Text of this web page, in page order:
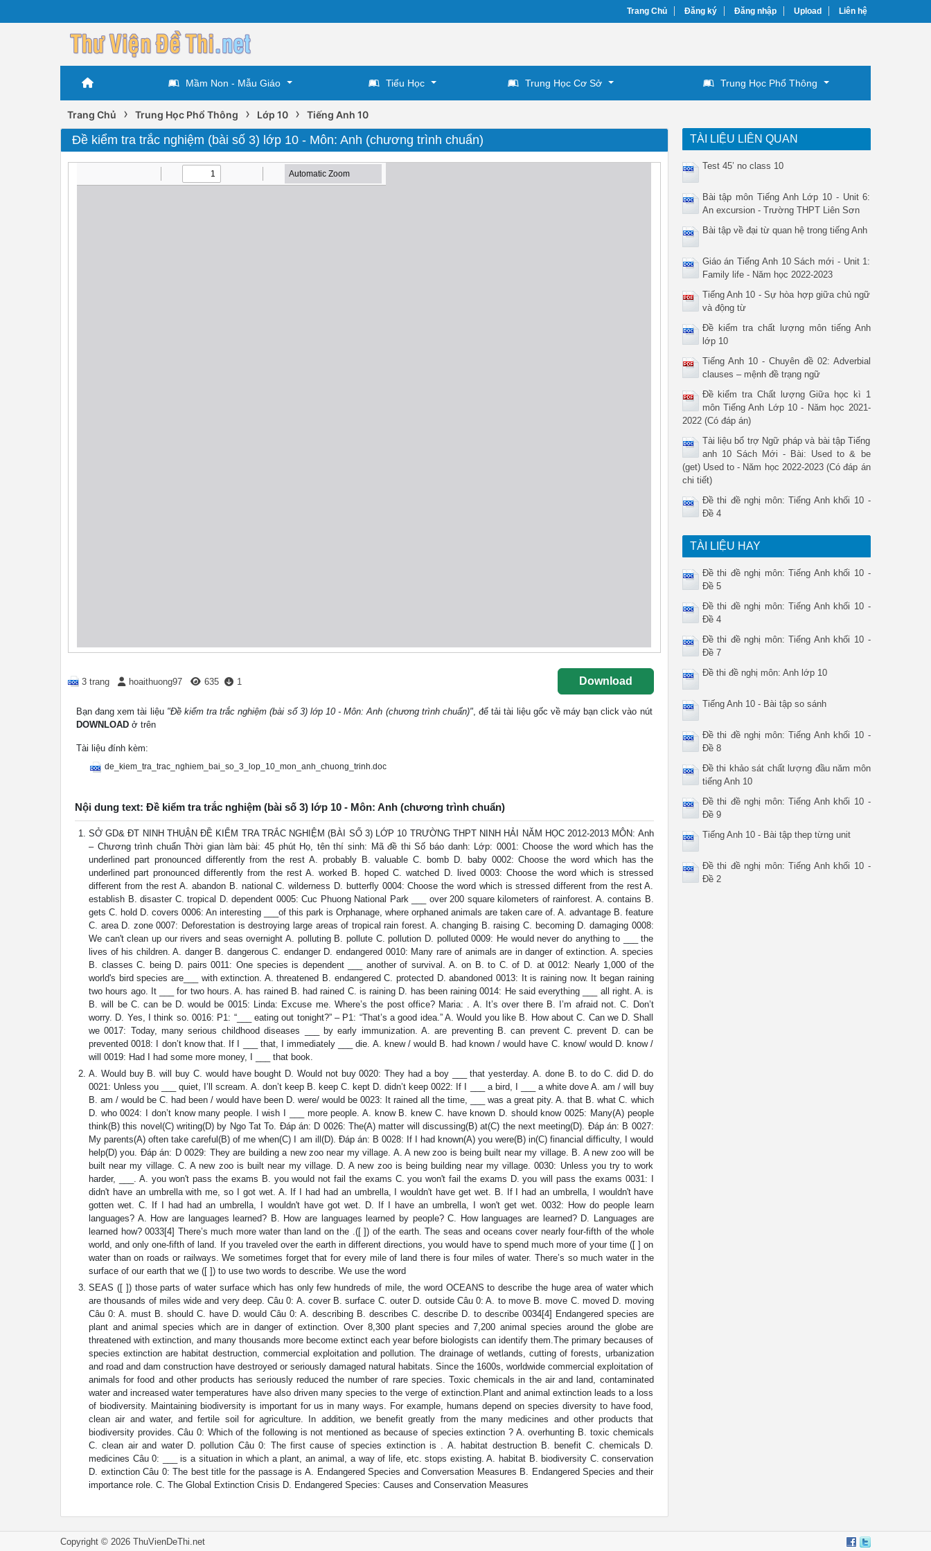
Trang Chủ Đăng ký Đăng nhập Upload Liên hệ
Mầm Non - Mẫu Giáo Tiểu Học Trung Học Cơ Sở Trung Học Phổ Thông
Trang Chủ › Trung Học Phổ Thông › Lớp 10 › Tiếng Anh 10
Đề kiểm tra trắc nghiệm (bài số 3) lớp 10 - Môn: Anh (chương trình chuẩn)
3 trang hoaithuong97 635 1 Download
Bạn đang xem tài liệu "Đề kiểm tra trắc nghiệm (bài số 3) lớp 10 - Môn: Anh (chương trình chuẩn)", để tải tài liệu gốc về máy bạn click vào nút
DOWNLOAD ở trên
Tài liệu đính kèm:
de_kiem_tra_trac_nghiem_bai_so_3_lop_10_mon_anh_chuong_trinh.doc
Nội dung text: Đề kiểm tra trắc nghiệm (bài số 3) lớp 10 - Môn: Anh (chương trình chuẩn)
SỞ GD& ĐT NINH THUẬN ĐỀ KIỂM TRA TRẮC NGHIỆM (BÀI SỐ 3) LỚP 10 TRƯỜNG THPT NINH HẢI NĂM HỌC 2012-2013 MÔN: Anh
– Chương trình chuẩn Thời gian làm bài: 45 phút Họ, tên thí sinh: Mã đề thi Số báo danh: Lớp: 0001: Choose the word which has the
underlined part pronounced differently from the rest A. probably B. valuable C. bomb D. baby 0002: Choose the word which has the
underlined part pronounced differently from the rest A. worked B. hoped C. watched D. lived 0003: Choose the word which is stressed
different from the rest A. abandon B. national C. wilderness D. butterfly 0004: Choose the word which is stressed different from the rest A.
establish B. disaster C. tropical D. dependent 0005: Cuc Phuong National Park ___ over 200 square kilometers of rainforest. A. contains B.
gets C. hold D. covers 0006: An interesting ___of this park is Orphanage, where orphaned animals are taken care of. A. advantage B. feature
C. area D. zone 0007: Deforestation is destroying large areas of tropical rain forest. A. changing B. raising C. becoming D. damaging 0008:
We can't clean up our rivers and seas overnight A. polluting B. pollute C. pollution D. polluted 0009: He would never do anything to ___ the
lives of his children. A. danger B. dangerous C. endanger D. endangered 0010: Many rare of animals are in danger of extinction. A. species
B. classes C. being D. pairs 0011: One species is dependent ___ another of survival. A. on B. to C. of D. at 0012: Nearly 1,000 of the
world's bird species are___ with extinction. A. threatened B. endangered C. protected D. abandoned 0013: It is raining now. It began raining
two hours ago. It ___ for two hours. A. has rained B. had rained C. is raining D. has been raining 0014: He said everything ___ all right. A. is
B. will be C. can be D. would be 0015: Linda: Excuse me. Where’s the post office? Maria: . A. It’s over there B. I’m afraid not. C. Don’t
worry. D. Yes, I think so. 0016: P1: “___ eating out tonight?” – P1: “That’s a good idea.” A. Would you like B. How about C. Can we D. Shall
we 0017: Today, many serious childhood diseases ___ by early immunization. A. are preventing B. can prevent C. prevent D. can be
prevented 0018: I don’t know that. If I ___ that, I immediately ___ die. A. knew / would B. had known / would have C. know/ would D. know /
will 0019: Had I had some more money, I ___ that book.
A. Would buy B. will buy C. would have bought D. Would not buy 0020: They had a boy ___ that yesterday. A. done B. to do C. did D. do
0021: Unless you ___ quiet, I’ll scream. A. don’t keep B. keep C. kept D. didn’t keep 0022: If I ___ a bird, I ___ a white dove A. am / will buy
B. am / would be C. had been / would have been D. were/ would be 0023: It rained all the time, ___ was a great pity. A. that B. what C. which
D. who 0024: I don’t know many people. I wish I ___ more people. A. know B. knew C. have known D. should know 0025: Many(A) people
think(B) this novel(C) writing(D) by Ngo Tat To. Đáp án: D 0026: The(A) matter will discussing(B) at(C) the next meeting(D). Đáp án: B 0027:
My parents(A) often take careful(B) of me when(C) I am ill(D). Đáp án: B 0028: If I had known(A) you were(B) in(C) financial difficulty, I would
help(D) you. Đáp án: D 0029: They are building a new zoo near my village. A. A new zoo is being built near my village. B. A new zoo will be
built near my village. C. A new zoo is built near my village. D. A new zoo is being building near my village. 0030: Unless you try to work
harder, ___. A. you won't pass the exams B. you would not fail the exams C. you won't fail the exams D. you will pass the exams 0031: I
didn't have an umbrella with me, so I got wet. A. If I had had an umbrella, I wouldn't have get wet. B. If I had an umbrella, I wouldn't have
gotten wet. C. If I had had an umbrella, I wouldn't have got wet. D. If I have an umbrella, I won't get wet. 0032: How do people learn
languages? A. How are languages learned? B. How are languages learned by people? C. How languages are learned? D. Languages are
learned how? 0033[4] There’s much more water than land on the .([ ]) of the earth. The seas and oceans cover nearly four-fifth of the whole
world, and only one-fifth of land. If you traveled over the earth in different directions, you would have to spend much more of your time ([ ] on
water than on roads or railways. We sometimes forget that for every mile of land there is four miles of water. There’s so much water in the
surface of our earth that we ([ ]) to use two words to describe. We use the word
SEAS ([ ]) those parts of water surface which has only few hundreds of mile, the word OCEANS to describe the huge area of water which
are thousands of miles wide and very deep. Câu 0: A. cover B. surface C. outer D. outside Câu 0: A. to move B. move C. moved D. moving
Câu 0: A. must B. should C. have D. would Câu 0: A. describing B. describes C. describe D. to describe 0034[4] Endangered species are
plant and animal species which are in danger of extinction. Over 8,300 plant species and 7,200 animal species around the globe are
threatened with extinction, and many thousands more become extinct each year before biologists can identify them.The primary becauses of
species extinction are habitat destruction, commercial exploitation and pollution. The drainage of wetlands, cutting of forests, urbanization
and road and dam construction have destroyed or seriously damaged natural habitats. Since the 1600s, worldwide commercial exploitation of
animals for food and other products has seriously reduced the number of rare species. Toxic chemicals in the air and land, contaminated
water and increased water temperatures have also driven many species to the verge of extinction.Plant and animal extinction leads to a loss
of biodiversity. Maintaining biodiversity is important for us in many ways. For example, humans depend on species diversity to have food,
clean air and water, and fertile soil for agriculture. In addition, we benefit greatly from the many medicines and other products that
biodiversity provides. Câu 0: Which of the following is not mentioned as because of species extinction ? A. overhunting B. toxic chemicals
C. clean air and water D. pollution Câu 0: The first cause of species extinction is . A. habitat destruction B. benefit C. chemicals D.
medicines Câu 0: ___ is a situation in which a plant, an animal, a way of life, etc. stops existing. A. habitat B. biodiversity C. conservation
D. extinction Câu 0: The best title for the passage is A. Endangered Species and Conversation Measures B. Endangered Species and their
importance role. C. The Global Extinction Crisis D. Endangered Species: Causes and Conservation Measures
TÀI LIỆU LIÊN QUAN
Test 45’ no class 10
Bài tập môn Tiếng Anh Lớp 10 - Unit 6:
An excursion - Trường THPT Liên Sơn
Bài tập về đại từ quan hệ trong tiếng Anh
Giáo án Tiếng Anh 10 Sách mới - Unit 1:
Family life - Năm học 2022-2023
Tiếng Anh 10 - Sự hòa hợp giữa chủ ngữ
và động từ
Đề kiểm tra chất lượng môn tiếng Anh
lớp 10
Tiếng Anh 10 - Chuyên đề 02: Adverbial
clauses – mệnh đề trạng ngữ
Đề kiểm tra Chất lượng Giữa học kì 1
môn Tiếng Anh Lớp 10 - Năm học 2021-
2022 (Có đáp án)
Tài liệu bổ trợ Ngữ pháp và bài tập Tiếng
anh 10 Sách Mới - Bài: Used to & be
(get) Used to - Năm học 2022-2023 (Có đáp án
chi tiết)
Đề thi đề nghị môn: Tiếng Anh khối 10 -
Đề 4
TÀI LIỆU HAY
Đề thi đề nghị môn: Tiếng Anh khối 10 -
Đề 5
Đề thi đề nghị môn: Tiếng Anh khối 10 -
Đề 4
Đề thi đề nghị môn: Tiếng Anh khối 10 -
Đề 7
Đề thi đề nghị môn: Anh lớp 10
Tiếng Anh 10 - Bài tập so sánh
Đề thi đề nghị môn: Tiếng Anh khối 10 -
Đề 8
Đề thi khảo sát chất lượng đầu năm môn
tiếng Anh 10
Đề thi đề nghị môn: Tiếng Anh khối 10 -
Đề 9
Tiếng Anh 10 - Bài tập thep từng unit
Đề thi đề nghị môn: Tiếng Anh khối 10 -
Đề 2
Copyright © 2026 ThuVienDeThi.net